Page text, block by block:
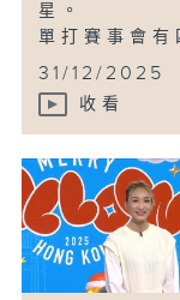
星。
單打賽事會
31/12/2025
收看